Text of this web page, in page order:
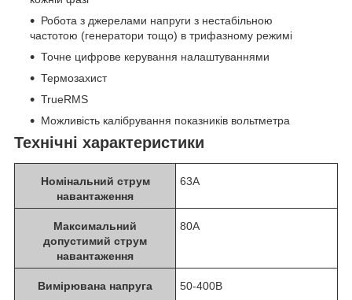
Робота з джерелами напруги з нестабільною
частотою (генератори тощо) в трифазному режимі
Точне цифрове керування налаштуваннями
Термозахист
TrueRMS
Можливість калібрування показників вольтметра
Технічні характеристики
Номінальний струм
навантаження
63A
Максимальний
допустимий струм
навантаження
80A
Вимірювана напруга 50-400B